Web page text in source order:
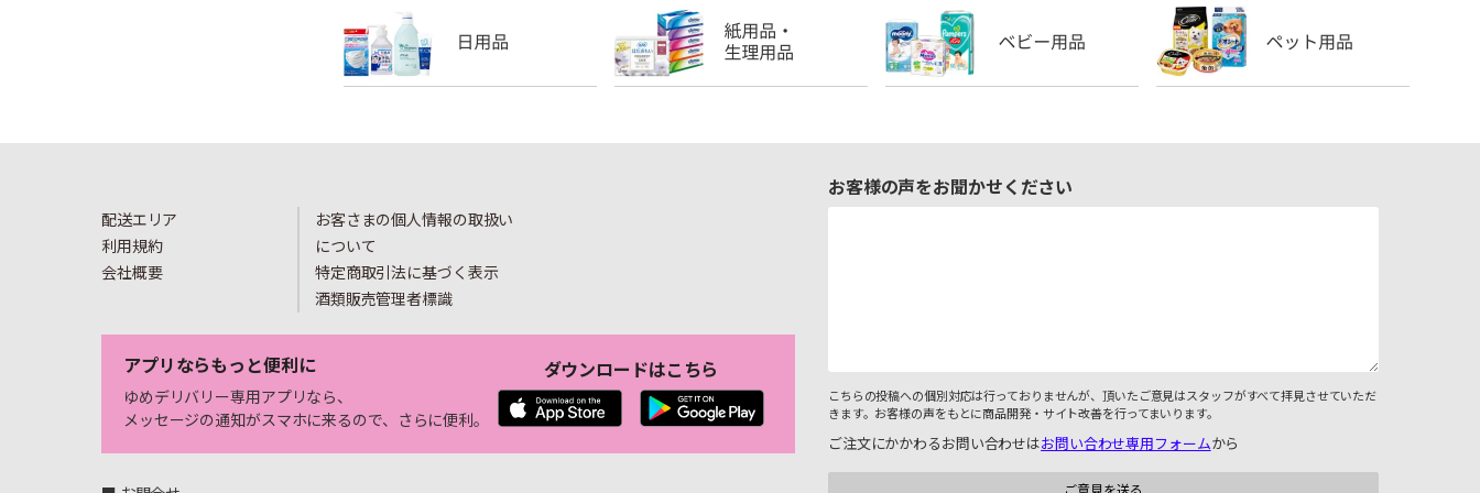
配送エリア
利用規約
会社概要
お客さまの個人情報の取扱い
について
特定商取引法に基づく表示
酒類販売管理者標識
アプリならもっと便利に
ゆめデリバリー専用アプリなら、
メッセージの通知がスマホに来るので、さらに便利。
ダウンロードはこちら
お客様の声をお聞かせください
こちらの投稿への個別対応は行っておりませんが、頂いたご意見はスタッフがすべて拝見させていただ
きます。お客様の声をもとに商品開発・サイト改善を行ってまいります。
ご注文にかかわるお問い合わせはお問い合わせ専用フォームから